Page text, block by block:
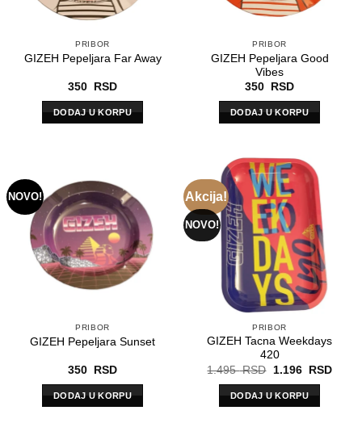
PRIBOR
GIZEH Pepeljara Far Away
350 RSD
DODAJ U KORPU
PRIBOR
GIZEH Pepeljara Good
Vibes
350
RSD
DODAJ U KORPU
NOVO!
PRIBOR
GIZEH Pepeljara Sunset
350 RSD
DODAJ U KORPU
Akcija!
NOVO!
PRIBOR
GIZEH Tacna Weekdays
420
1.495RSD
Originalna
je
bila:
1.495
1.196 RSD
DODAJ U KORPU